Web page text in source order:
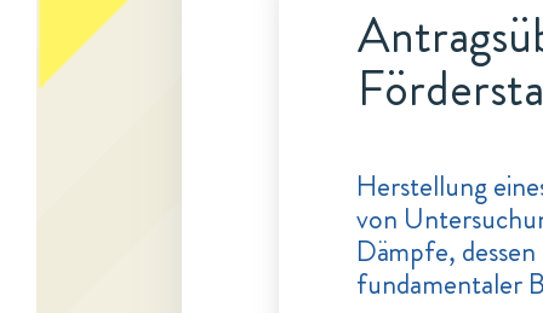
Herstellung
von
Dämpfe,
fundamentaler